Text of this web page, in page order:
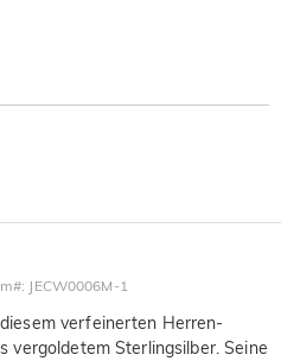
: JECW0006M-1
verfeinerten Herren-
vergoldetem Sterlingsilber. Seine